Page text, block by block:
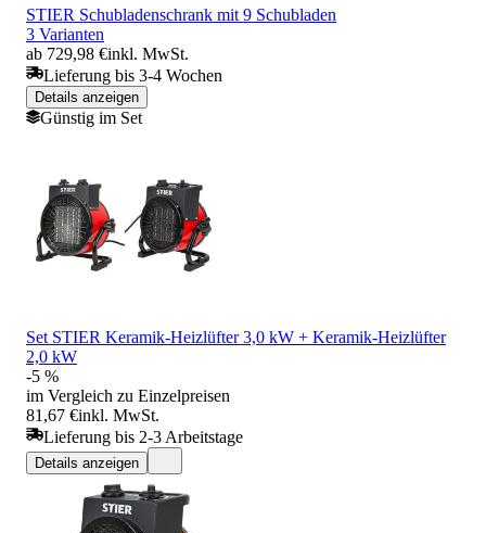
STIER Schubladenschrank mit 9 Schubladen
3 Varianten
ab 729,98 €inkl. MwSt.
Lieferung bis 3-4 Wochen
Details anzeigen
Günstig im Set
Set STIER Keramik-Heizlüfter 3,0 kW + Keramik-Heizlüfter
2,0 kW
-5 %
im Vergleich zu Einzelpreisen
81,67 €inkl. MwSt.
Lieferung bis 2-3 Arbeitstage
Details anzeigen